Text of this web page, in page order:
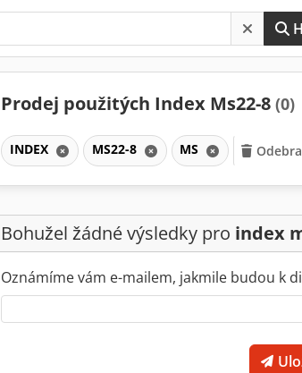
Prodej použitých Index Ms22-8 (0)
INDEX MS22-8 MS
Bohužel žádné výsledky pro index
Oznámíme vám e-mailem, jakmile budou k